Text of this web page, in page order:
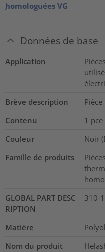
homologuées VG
Données de base
Application
Brève description
Contenu
1 pce
Couleur
Noir
Famille de produits
GLOBAL PART DESC
RIPTION
310-
Matière
Nom du produit